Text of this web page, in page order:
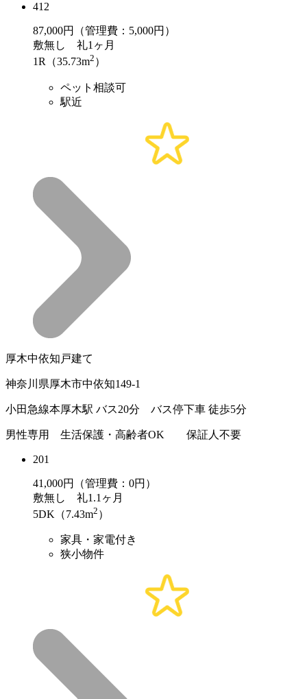
412
87,000円（管理費：5,000円）
敷無し 礼1ヶ月
1R（35.73m2 ）
ペット相談可
駅近
厚木中依知戸建て
神奈川県厚木市中依知149-1
小田急線本厚木駅 バス20分 バス停下車 徒歩5分
男性専用 生活保護・高齢者OK 保証人不要
201
41,000円（管理費：0円）
敷無し 礼1.1ヶ月
5DK（7.43m2 ）
家具・家電付き
狭小物件